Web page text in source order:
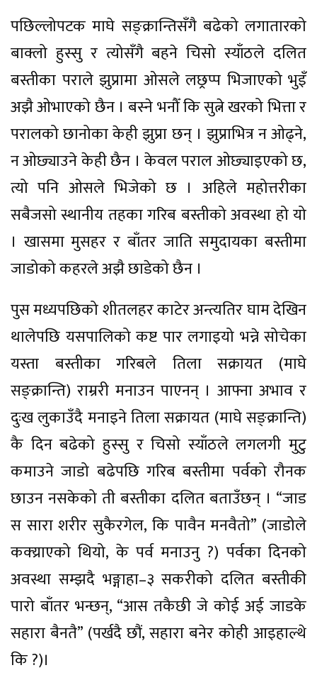
पछिल्लोपटक माघे सङ्क्रान्तिसँगै बढेको लगातारको
बाक्लो हुस्सु र त्योसँगै बहने चिसो स्याँठले दलित
बस्तीका पराले झुप्रामा ओसले लछ्रप्प भिजाएको भुइँ
अझै ओभाएको छैन । बस्ने भनौँ कि सुत्ने खरको भित्ता र
परालको छानोका केही झुप्रा छन् । झुप्राभित्र न ओढ्ने,
न ओछ्याउने केही छैन । केवल पराल ओछ्याइएको छ,
त्यो पनि ओसले भिजेको छ । अहिले महोत्तरीका
सबैजसो स्थानीय तहका गरिब बस्तीको अवस्था हो यो
। खासमा मुसहर र बाँतर जाति समुदायका बस्तीमा
जाडोको कहरले अझै छाडेको छैन ।
पुस मध्यपछिको शीतलहर काटेर अन्त्यतिर घाम देखिन
थालेपछि यसपालिको कष्ट पार लगाइयो भन्ने सोचेका
यस्ता बस्तीका गरिबले तिला सक्रायत (माघे
सङ्क्रान्ति) राम्ररी मनाउन पाएनन् । आफ्ना अभाव र
दुःख लुकाउँदै मनाइने तिला सक्रायत (माघे सङ्क्रान्ति)
कै दिन बढेको हुस्सु र चिसो स्याँठले लगलगी मुटु
कमाउने जाडो बढेपछि गरिब बस्तीमा पर्वको रौनक
छाउन नसकेको ती बस्तीका दलित बताउँछन् । “जाड
स सारा शरीर सुकैरगेल, कि पावैन मनवैतो” (जाडोले
कक्य्राएको थियो, के पर्व मनाउनु ?) पर्वका दिनको
अवस्था सम्झदै भङ्गाहा–३ सकरीको दलित बस्तीकी
पारो बाँतर भन्छन्, “आस तकैछी जे कोई अई जाडके
सहारा बैनतै” (पर्खदै छौं, सहारा बनेर कोही आइहाल्थे
कि ?)।